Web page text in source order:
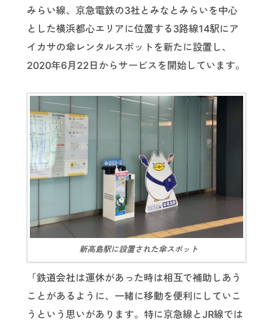
みらい線、京急電鉄の3社とみなとみらいを中心
とした横浜都心エリアに位置する3路線14駅にア
イカサの傘レンタルスポットを新たに設置し、
2020年6月22日からサービスを開始しています。
新高島駅に設置された傘スポット
「鉄道会社は運休があった時は相互で補助しあう
ことがあるように、一緒に移動を便利にしていこ
うという思いがあります。特に京急線とJR線では